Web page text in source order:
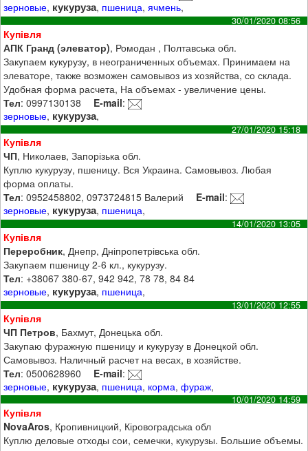
зерновые, кукуруза, пшеница,ячмень,
30/01/2020 08:56
Купівля
АПК Гранд (элеватор), Ромодан , Полтавська обл.
Закупаем кукурузу, в неограниченных объемах. Принимаем на
элеваторе, также возможен самовывоз из хозяйства, со склада.
Удобная форма расчета, На объемах - увеличение цены.
Тел: 0997130138 E-mail:
зерновые, кукуруза,
27/01/2020 15:18
Купівля
ЧП, Николаев, Запорізька обл.
Куплю кукурузу, пшеницу. Вся Украина. Самовывоз. Любая
форма оплаты.
Тел: 0952458802, 0973724815 Валерий E-mail:
зерновые, кукуруза, пшеница,
14/01/2020 13:05
Купівля
Переробник, Днепр, Дніпропетрівська обл.
Закупаем пшеницу 2-6 кл., кукурузу.
Тел: +38067 380-67, 942 942, 78 78, 84 84
зерновые, кукуруза, пшеница,
13/01/2020 12:55
Купівля
ЧП Петров, Бахмут, Донецька обл.
Закупаю фуражную пшеницу и кукурузу в Донецкой обл.
Самовывоз. Наличный расчет на весах, в хозяйстве.
Тел: 0500628960 E-mail:
зерновые, кукуруза, пшеница, корма,фураж,
10/01/2020 14:59
Купівля
NovaAros, Кропивницкий, Кіровоградська обл
Куплю деловые отходы сои, семечки, кукурузы. Большие объемы.